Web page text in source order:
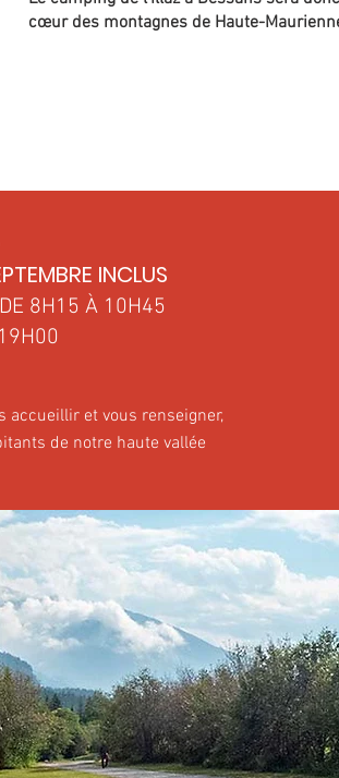
cœur des montagnes de Haute-
INCLUS
8H15 À 10H45
accueillir et vous renseigner,
de notre haute vallée